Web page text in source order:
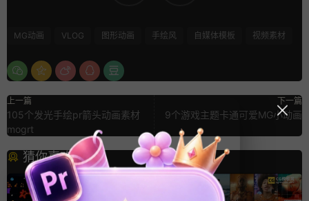
MG动画 VLOG 图形动画 手绘风 自媒体模板 视频素材
上一篇
105个发光手绘pr箭头动画素材
mogrt
下一篇
9个游戏主题卡通可爱MG小动画
猜你喜欢